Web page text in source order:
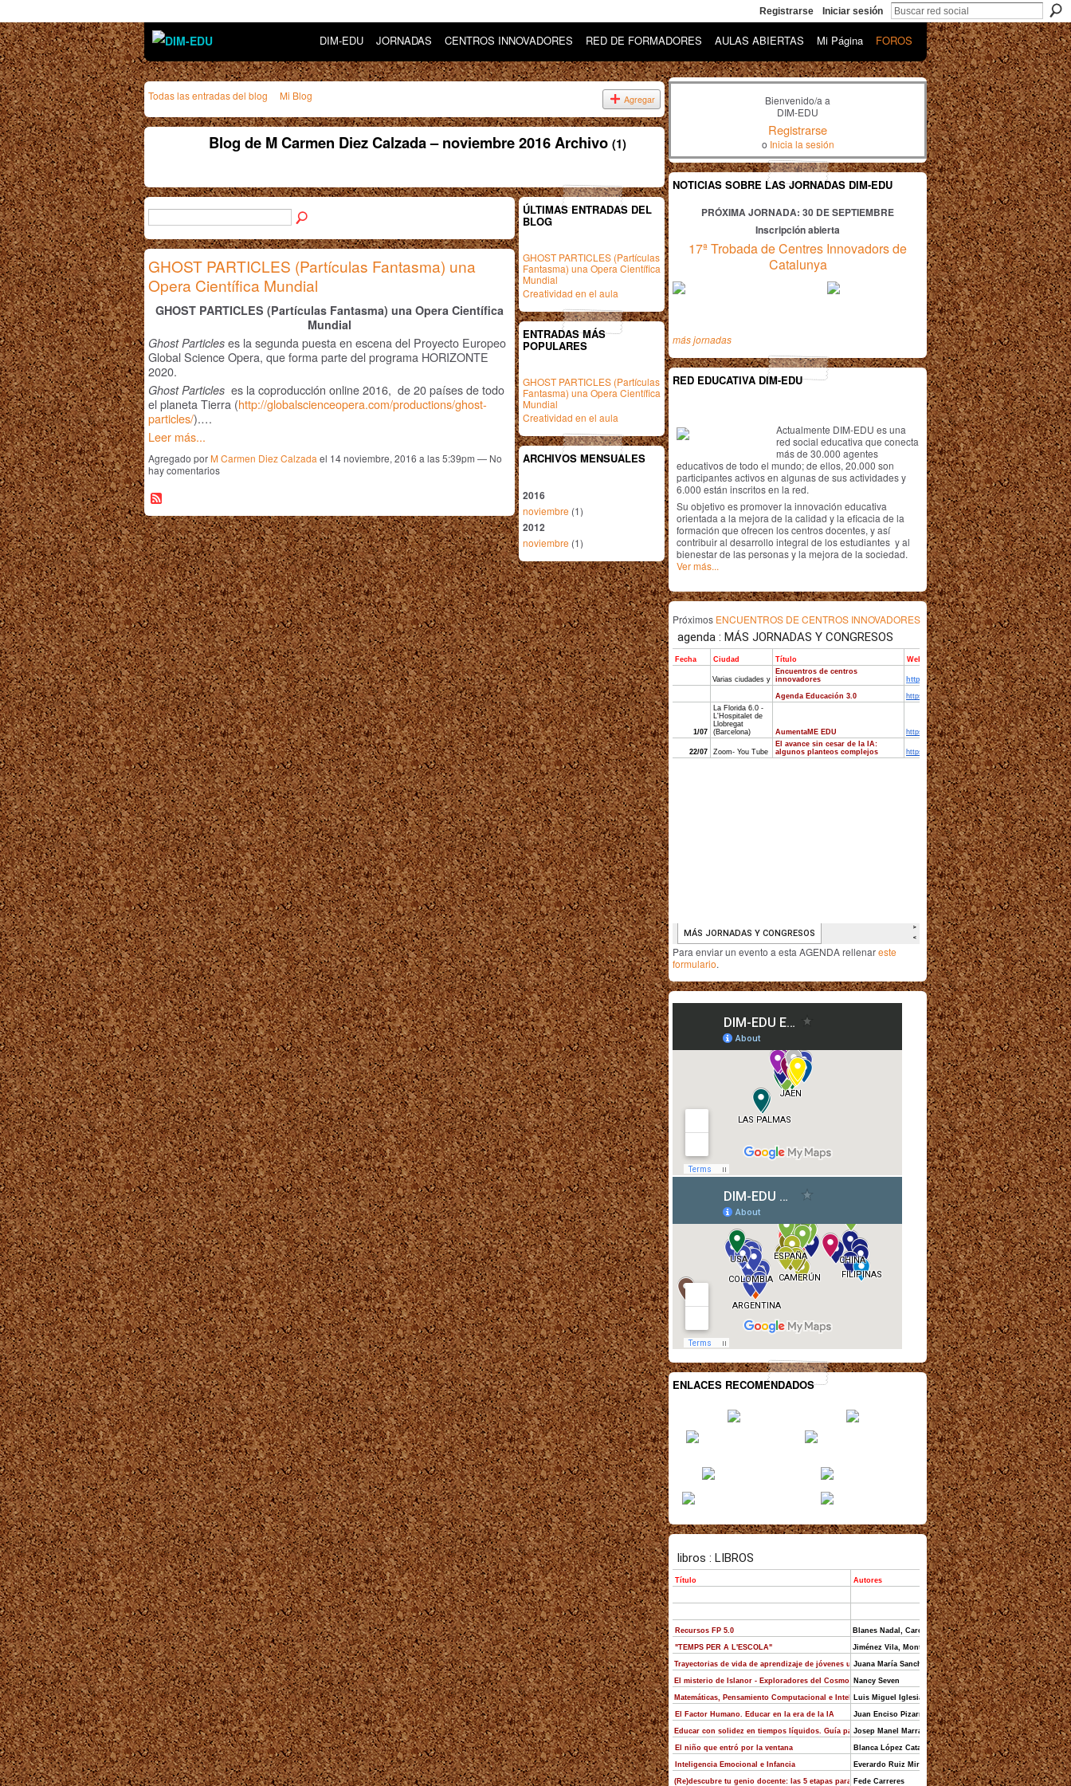
Registrarse Iniciar sesión
DIM-EDU JORNADAS CENTROS INNOVADORES RED DE FORMADORES AULAS ABIERTAS Mi Página FOROS
Todas las entradas del blog Mi Blog Agregar
Blog de M Carmen Diez Calzada – noviembre 2016 Archivo (1)
GHOST PARTICLES (Partículas Fantasma) una
Opera Científica Mundial
GHOST PARTICLES (Partículas Fantasma) una Opera Científica
Mundial
Ghost Particles es la segunda puesta en escena del Proyecto Europeo
Global Science Opera, que forma parte del programa HORIZONTE
2020.
Ghost Particles es la coproducción online 2016, de 20 países de todo
el planeta Tierra (http://globalscienceopera.com/productions/ghost-
particles/).…
Leer más...
Agregado por M Carmen Diez Calzada el 14 noviembre, 2016 a las 5:39pm — No
hay comentarios
ÚLTIMAS ENTRADAS DEL
BLOG
GHOST PARTICLES (Partículas
Fantasma) una Opera Científica
Mundial
Creatividad en el aula
ENTRADAS MÁS
POPULARES
GHOST PARTICLES (Partículas
Fantasma) una Opera Científica
Mundial
Creatividad en el aula
ARCHIVOS MENSUALES
2016
noviembre (1)
2012
noviembre (1)
Bienvenido/a a
DIM-EDU
Registrarse
o Inicia la sesión
NOTICIAS SOBRE LAS JORNADAS DIM-EDU
PRÓXIMA JORNADA: 30 DE SEPTIEMBRE
Inscripción abierta
17ª Trobada de Centres Innovadors de
Catalunya
más jornadas
RED EDUCATIVA DIM-EDU
Actualmente DIM-EDU es una
red social educativa que conecta
más de 30.000 agentes
educativos de todo el mundo; de ellos, 20.000 son
participantes activos en algunas de sus actividades y
6.000 están inscritos en la red.
Su objetivo es promover la innovación educativa
orientada a la mejora de la calidad y la eficacia de la
formación que ofrecen los centros docentes, y así
contribuir al desarrollo integral de los estudiantes y al
bienestar de las personas y la mejora de la sociedad.
Ver más...
Próximos ENCUENTROS DE CENTROS INNOVADORES
Para enviar un evento a esta AGENDA rellenareste
formulario.
ENLACES RECOMENDADOS